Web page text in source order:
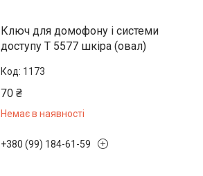
Ключ для домофону і системи
доступу Т 5577 шкіра (овал)
1173
70 ₴
Немає в наявності
+380 (99) 184-61-59